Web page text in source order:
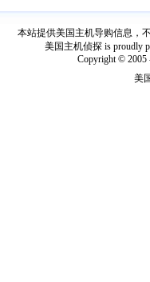
本站提供美国主机导购信息，
美国主机侦探 is proudly
Copyright © 2005
美